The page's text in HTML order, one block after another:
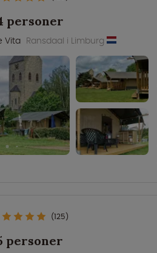
personer
Vita Ransdaal i Limburg
(125)
personer